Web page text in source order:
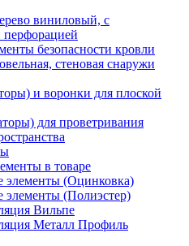
виниловый, с
перфорацией
безопасности кровли
стеновая снаружи
и воронки для плоской
для проветривания
в товаре
элементы (Оцинковка)
элементы (Полиэстер)
Вильпе
Металл Профиль